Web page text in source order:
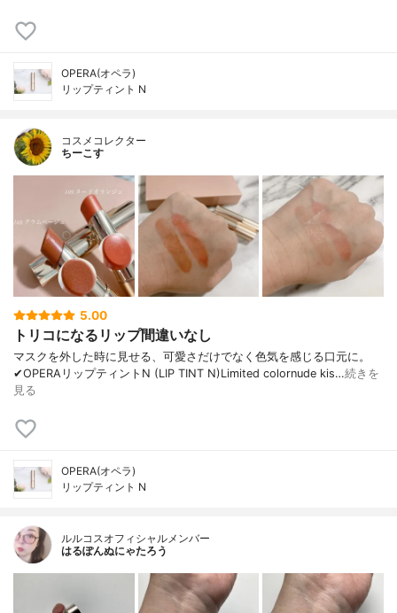
OPERA(オペラ)
リップティント N
コスメコレクター
ちーこす
5.00
トリコになるリップ間違いなし
マスクを外した時に見せる、可愛さだけでなく色気を感じる口元に。
✔︎OPERAリップティントN (LIP TINT N)Limited colornude kis…続きを
見る
OPERA(オペラ)
リップティント N
ルルコスオフィシャルメンバー
はるぽんぬにゃたろう